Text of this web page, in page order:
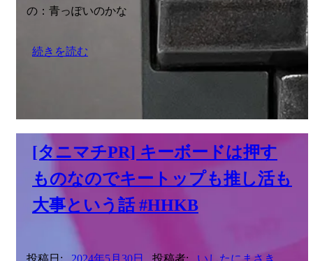
の：青っぽいのかな
続きを読む
[タニマチPR] キーボードは押す
ものなのでキートップも推し活も
大事という話 #HHKB
投稿日: 2024年5月30日 投稿者: いしたにまさき